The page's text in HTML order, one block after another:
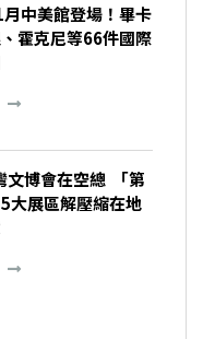
中美館登場！畢卡
霍克尼等66件國際
文博會在空總 「第
大展區解壓縮在地